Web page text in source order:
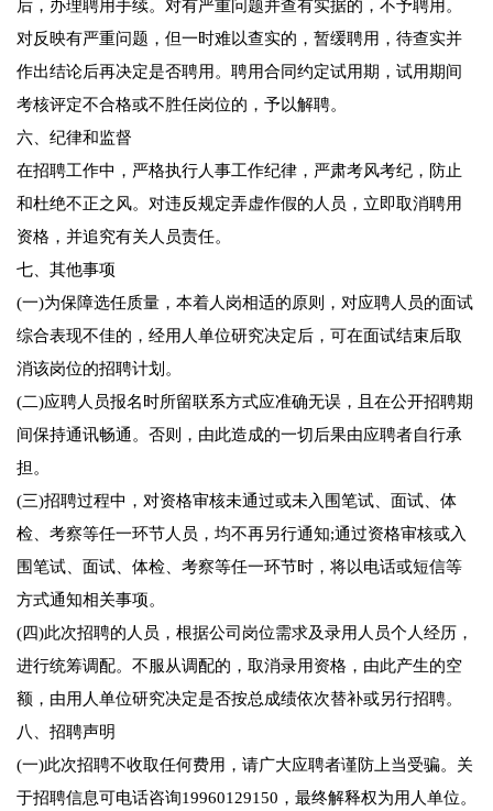
后，办理聘用手续。对有严重问题并查有实据的，不予聘用。
对反映有严重问题，但一时难以查实的，暂缓聘用，待查实并
作出结论后再决定是否聘用。聘用合同约定试用期，试用期间
考核评定不合格或不胜任岗位的，予以解聘。
六、纪律和监督
在招聘工作中，严格执行人事工作纪律，严肃考风考纪，防止
和杜绝不正之风。对违反规定弄虚作假的人员，立即取消聘用
资格，并追究有关人员责任。
七、其他事项
(一)为保障选任质量，本着人岗相适的原则，对应聘人员的面试
综合表现不佳的，经用人单位研究决定后，可在面试结束后取
消该岗位的招聘计划。
(二)应聘人员报名时所留联系方式应准确无误，且在公开招聘期
间保持通讯畅通。否则，由此造成的一切后果由应聘者自行承
担。
(三)招聘过程中，对资格审核未通过或未入围笔试、面试、体
检、考察等任一环节人员，均不再另行通知;通过资格审核或入
围笔试、面试、体检、考察等任一环节时，将以电话或短信等
方式通知相关事项。
(四)此次招聘的人员，根据公司岗位需求及录用人员个人经历，
进行统筹调配。不服从调配的，取消录用资格，由此产生的空
额，由用人单位研究决定是否按总成绩依次替补或另行招聘。
八、招聘声明
(一)此次招聘不收取任何费用，请广大应聘者谨防上当受骗。关
于招聘信息可电话咨询19960129150，最终解释权为用人单位。